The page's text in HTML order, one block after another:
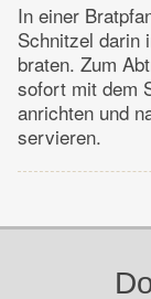
In einer
Schnitzel darin
braten. Zum
sofort mit dem
anrichten und
servieren.